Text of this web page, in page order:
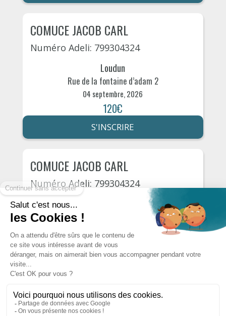
COMUCE JACOB CARL
Numéro Adeli: 799304324
Loudun
Rue de la fontaine d’adam 2
04 septembre, 2026
120€
S'INSCRIRE
COMUCE JACOB CARL
Numéro Adeli: 799304324
Rue de la fontaine d’adam 2
120€
Autres psychologues du département